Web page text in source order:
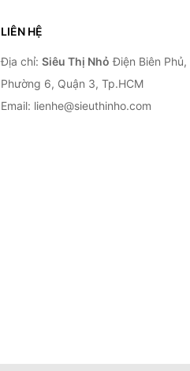
LIÊN HỆ
Địa chỉ: Siêu Thị Nhỏ Điện Biên Phủ,
Phường 6, Quận 3, Tp.HCM
Email: lienhe@sieuthinho.com